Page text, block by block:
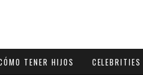
TENER HIJOS CELEBRITIES